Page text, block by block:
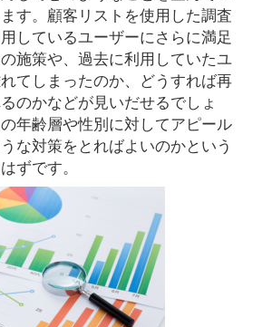
す。顧客リストを使用した調査
しているユーザーにさらに満足
施策や、過去に利用していたユ
てしまったのか、どうすれば再
のかなどが見いだせるでしょ
年齢層や性別に対してアピール
な対策をとればよいのかという
ずです。